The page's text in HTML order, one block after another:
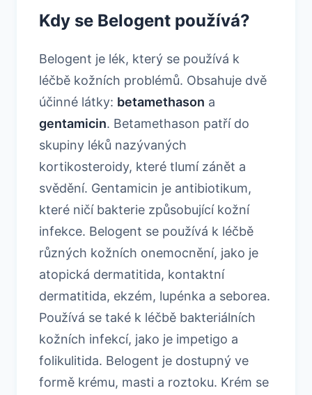
Kdy se Belogent používá?
Belogent je lék, který se používá k
léčbě kožních problémů. Obsahuje dvě
účinné látky: betamethason a
gentamicin. Betamethason patří do
skupiny léků nazývaných
kortikosteroidy, které tlumí zánět a
svědění. Gentamicin je antibiotikum,
které ničí bakterie způsobující kožní
infekce. Belogent se používá k léčbě
různých kožních onemocnění, jako je
atopická dermatitida, kontaktní
dermatitida, ekzém, lupénka a seborea.
Používá se také k léčbě bakteriálních
kožních infekcí, jako je impetigo a
folikulitida. Belogent je dostupný ve
formě krému, masti a roztoku. Krém se